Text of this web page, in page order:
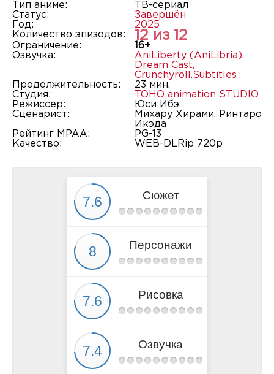
Тип аниме:
ТВ-сериал
Статус:
Завершён
Год:
2025
Количество эпизодов:
12 из 12
Ограничение:
16+
Озвучка:
AniLiberty (AniLibria),
Dream Cast,
Crunchyroll.Subtitles
Продолжительность:
23 мин.
Студия:
TOHO animation STUDIO
Режиссер:
Юси Ибэ
Сценарист:
Михару Хирами, Ринтаро
Икэда
Рейтинг MPAA:
PG-13
Качество:
WEB-DLRip 720p
Сюжет
Персонажи
Рисовка
Озвучка